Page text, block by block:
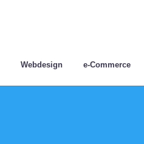
Webdesign e-Commerce